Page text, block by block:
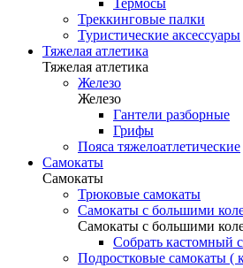
Термосы
Треккинговые палки
Туристические аксессуары
Тяжелая атлетика
Тяжелая атлетика
Железо
Железо
Гантели разборные
Грифы
Пояса тяжелоатлетические
Самокаты
Самокаты
Трюковые самокаты
Самокаты с большими
Самокаты с большими
Собрать кастомный
Подростковые самокаты (